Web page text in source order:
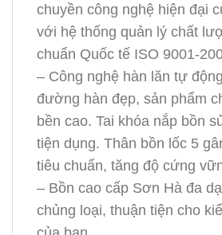
chuyền công nghệ hiện đại
với hệ thống quản lý chất
chuẩn Quốc tế ISO 9001-
– Công nghệ hàn lăn tự
đường hàn đẹp, sản phẩm
bền cao. Tai khóa nắp bồn
tiện dụng. Thân bồn lốc 5
tiêu chuẩn, tăng độ cứng
– Bồn cao cấp Sơn Hà đa
chủng loại, thuận tiện cho